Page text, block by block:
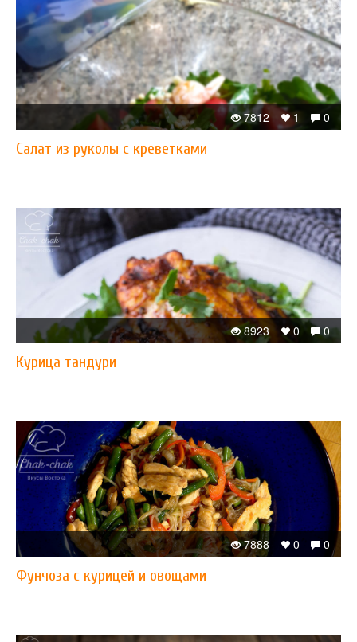
0
1
7812
Салат из руколы с креветками
0
0
8923
Курица тандури
0
0
7888
Фунчоза с курицей и овощами